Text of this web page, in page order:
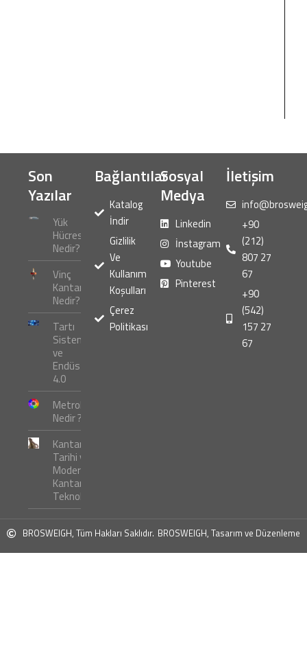
Son
Yazılar
Yük
Hücresi
Nedir?
Vinç
Kantarı
Nedir?
Tartı
Sistemleri
ve
Endüstri
4.0
Metroloji
Nedir ?
Kantar
Tarihi ve
Modern
Kantar
Teknolojileri
Bağlantılar
Katalog
İndir
Gizlilik
Ve
Kullanım
Koşulları
Çerez
Politikası
Sosyal
Medya
Linkedin
İnstagram
Youtube
Pinterest
İletişim
+90
(212)
807 27
67
+90
(542)
157 27
67
BROSWEIGH, Tüm Hakları Saklıdır. BROSWEIGH, Tasarım ve Düzenleme